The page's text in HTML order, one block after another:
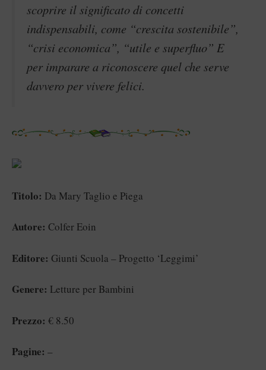
scoprire il significato di concetti
indispensabili, come “crescita sostenibile”,
“crisi economica”, “utile e superfluo” E
per imparare a riconoscere quel che serve
davvero per vivere felici.
Titolo: Da Mary Taglio e Piega
Autore: Colfer Eoin
Editore: Giunti Scuola – Progetto ‘Leggimi’
Genere: Letture per Bambini
Prezzo: € 8.50
Pagine: –